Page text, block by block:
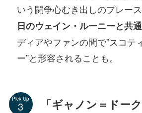
いう闘争心むき出しのプレース
日のウェイン・ルーニーと共
ディアやファンの間で”スコテ
ー”と形容されることも。
Pick Up 「ギャノン＝ドー